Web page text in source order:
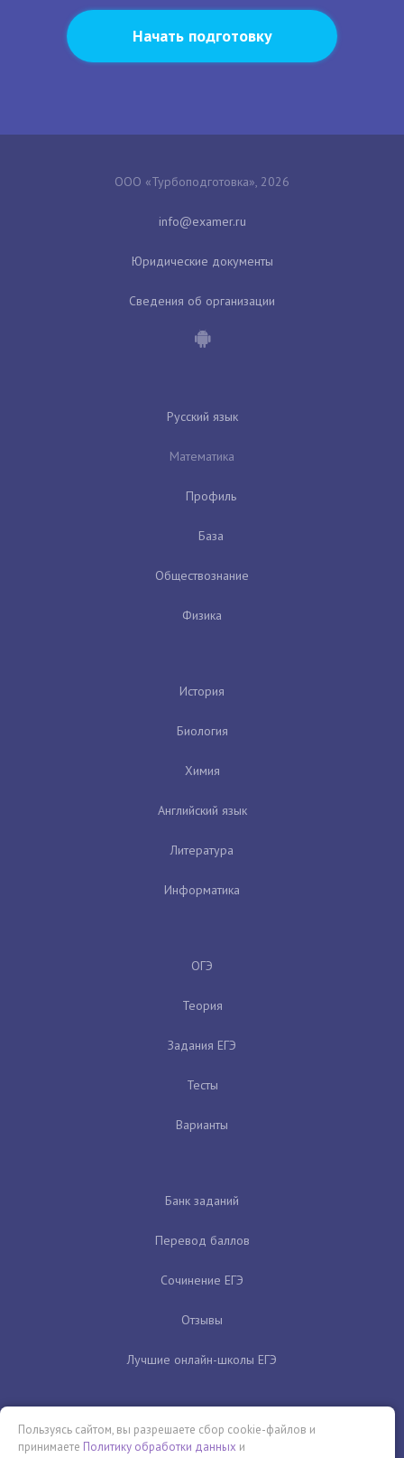
Начать подготовку
ООО «Турбоподготовка», 2026
Юридические документы
Сведения об организации
Русский язык
Математика
Профиль
База
Обществознание
Физика
История
Биология
Химия
Английский язык
Литература
Информатика
ОГЭ
Теория
Задания ЕГЭ
Тесты
Варианты
Банк заданий
Перевод баллов
Сочинение ЕГЭ
Отзывы
Лучшие онлайн-школы ЕГЭ
Пользуясь сайтом, вы разрешаете сбор cookie-файлов и
принимаете Политику обработки данных и